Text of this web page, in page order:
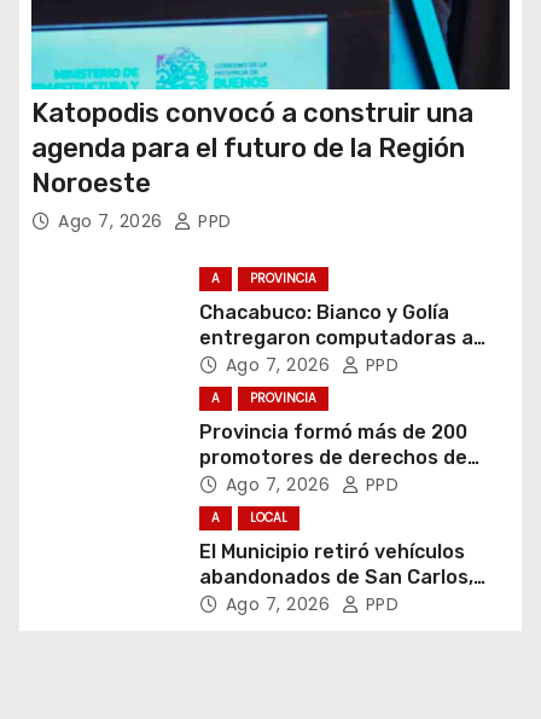
Katopodis convocó a construir una
agenda para el futuro de la Región
Noroeste
Ago 7, 2026 PPD
A PROVINCIA
Chacabuco: Bianco y Golía
entregaron computadoras a
estudiantes
Ago 7, 2026 PPD
A PROVINCIA
Provincia formó más de 200
promotores de derechos de
niñas, niños y adolescentes
Ago 7, 2026 PPD
A LOCAL
El Municipio retiró vehículos
abandonados de San Carlos,
Olmos y el casco urbano
Ago 7, 2026 PPD